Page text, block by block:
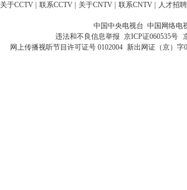
关于CCTV 联系CCTV 关于CNTV 联系CNTV 人才招聘
中国中央电视台 中国网络电
违法和不良信息举报 京ICP证060535号
网上传播视听节目许可证号 0102004 新出网证（京）